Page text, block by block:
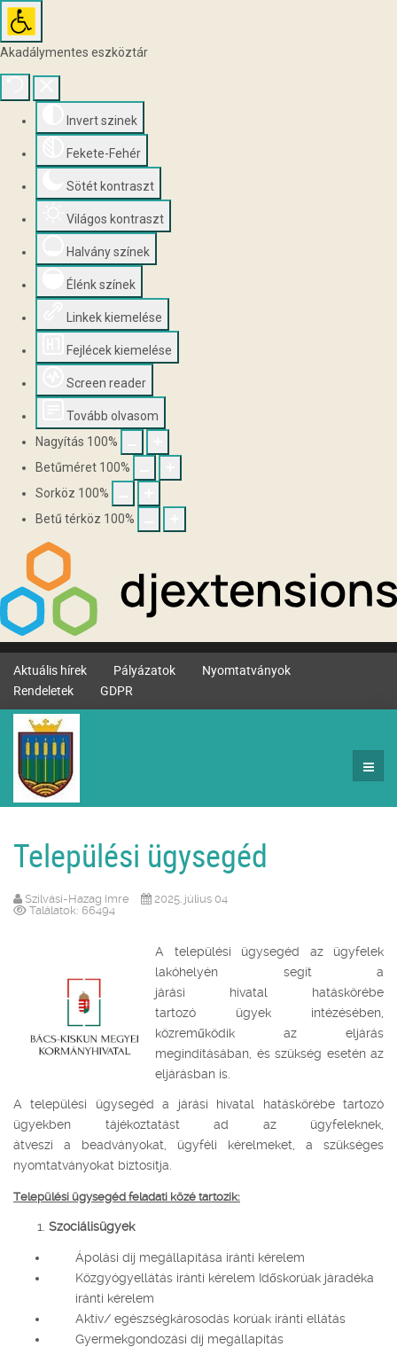
Akadálymentes eszköztár
Invert szinek
Fekete-Fehér
Sötét kontraszt
Világos kontraszt
Halvány színek
Élénk színek
Linkek kiemelése
Fejlécek kiemelése
Screen reader
Tovább olvasom
Nagyítás 100%
Betűméret 100%
Sorköz 100%
Betű térköz 100%
Aktuális hírek Pályázatok
Nyomtatványok
Rendeletek
GDPR
Települési ügysegéd
Szilvási-Hazag Imre
2025. július 04
Találatok: 66494
A települési ügysegéd az ügyfelek
lakóhelyén segít a
járási hivatal hatáskörébe
tartozó ügyek intézésében,
közreműködik az eljárás
megindításában, és szükség esetén az
eljárásban is.
A települési ügysegéd a járási hivatal hatáskörébe tartozó
ügyekben tájékoztatást ad az ügyfeleknek,
átveszi a beadványokat, ügyféli kérelmeket, a szükséges
nyomtatványokat biztosítja.
Települési ügysegéd feladati közé tartozik:
Szociálisügyek
Ápolási díj megállapítása iránti kérelem
Közgyógyellátás iránti kérelem Időskorúak járadéka
iránti kérelem
Aktív/ egészségkárosodás korúak iránti ellátás
Gyermekgondozási díj megállapítás